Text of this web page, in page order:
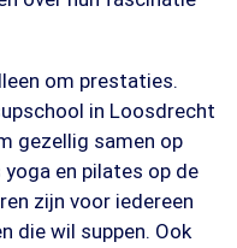
om prestaties.
in Loosdrecht
gezellig samen op
en pilates op de
zijn voor iedereen
die wil suppen. Ook